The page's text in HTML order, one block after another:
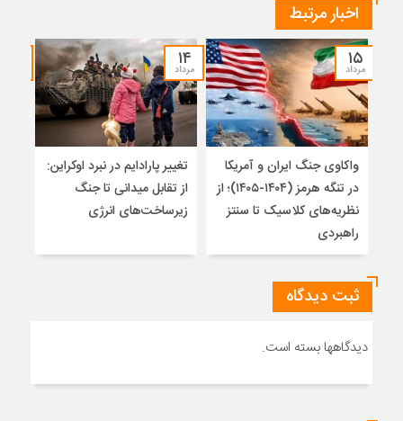
اخبار مرتبط
۱۵
مرداد
واکاوی جنگ ایران و آمریکا
در تنگه هرمز (۱۴۰۴-۱۴۰۵)؛ از
نظریه‌های کلاسیک تا سنتز
راهبردی
۱۴
مرداد
تغییر پارادایم در نبرد اوکراین:
از تقابل میدانی تا جنگ
زیرساخت‌های انرژی
ثبت دیدگاه
دیدگاهها بسته است.